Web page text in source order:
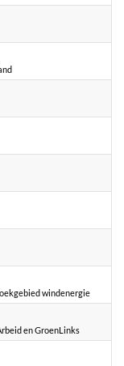
windenergie
en GroenLinks